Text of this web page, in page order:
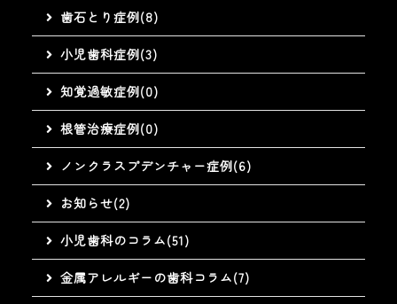
歯石とり症例(8)
小児歯科症例(3)
知覚過敏症例(0)
根管治療症例(0)
ノンクラスプデンチャー症例(6)
お知らせ(2)
小児歯科のコラム(51)
金属アレルギーの歯科コラム(7)